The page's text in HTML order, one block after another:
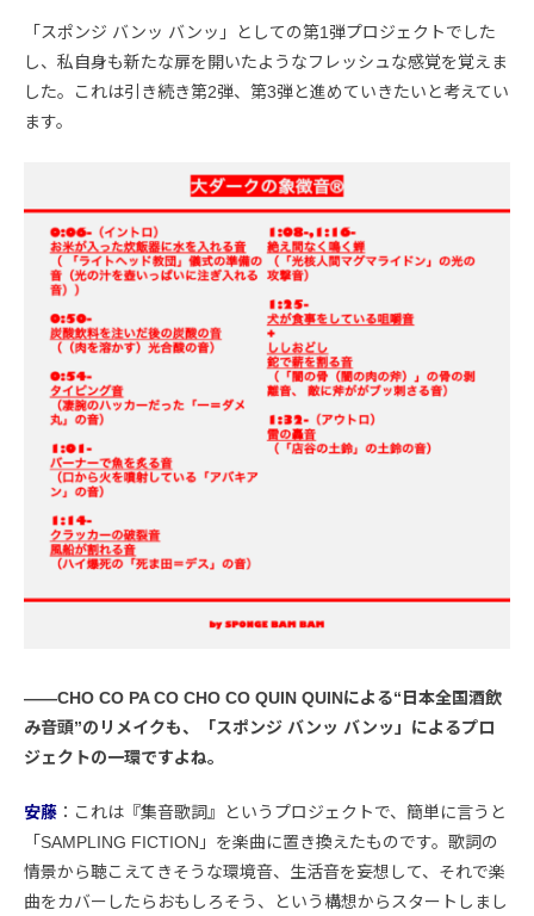
「スポンジ バンッ バンッ」としての第1弾プロジェクトでした
し、私自身も新たな扉を開いたようなフレッシュな感覚を覚えま
した。これは引き続き第2弾、第3弾と進めていきたいと考えてい
ます。
――CHO CO PA CO CHO CO QUIN QUINによる“日本全国酒飲
み音頭”のリメイクも、「スポンジ バンッ バンッ」によるプロ
ジェクトの一環ですよね。
安藤 ：これは『集音歌詞』というプロジェクトで、簡単に言うと
「SAMPLING FICTION」を楽曲に置き換えたものです。歌詞の
情景から聴こえてきそうな環境音、生活音を妄想して、それで楽
曲をカバーしたらおもしろそう、という構想からスタートしまし